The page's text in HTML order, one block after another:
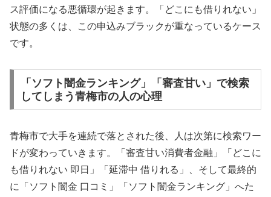
ス評価になる悪循環が起きます。「どこにも借りれない」
状態の多くは、この申込みブラックが重なっているケース
です。
「ソフト闇金ランキング」「審査甘い」で検索
してしまう青梅市の人の心理
青梅市で大手を連続で落とされた後、人は次第に検索ワー
ドが変わっていきます。「審査甘い消費者金融」「どこに
も借りれない 即日」「延滞中 借りれる」、そして最終的
に「ソフト闇金 口コミ」「ソフト闇金ランキング」へた